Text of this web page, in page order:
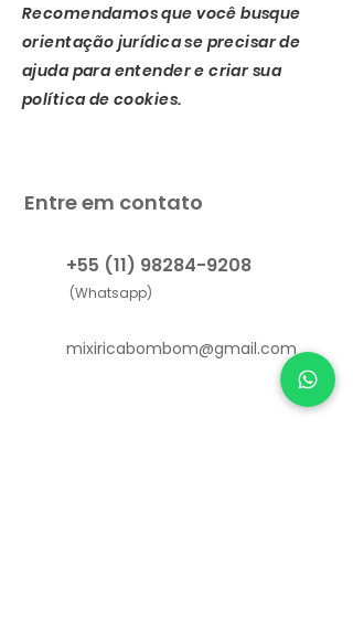
Recomendamos que você busque
orientação jurídica se precisar de
ajuda para entender e criar sua
política de cookies.
Entre em contato
+55 (11) 98284-9208
(Whatsapp)
mixiricabombom@gmail.com